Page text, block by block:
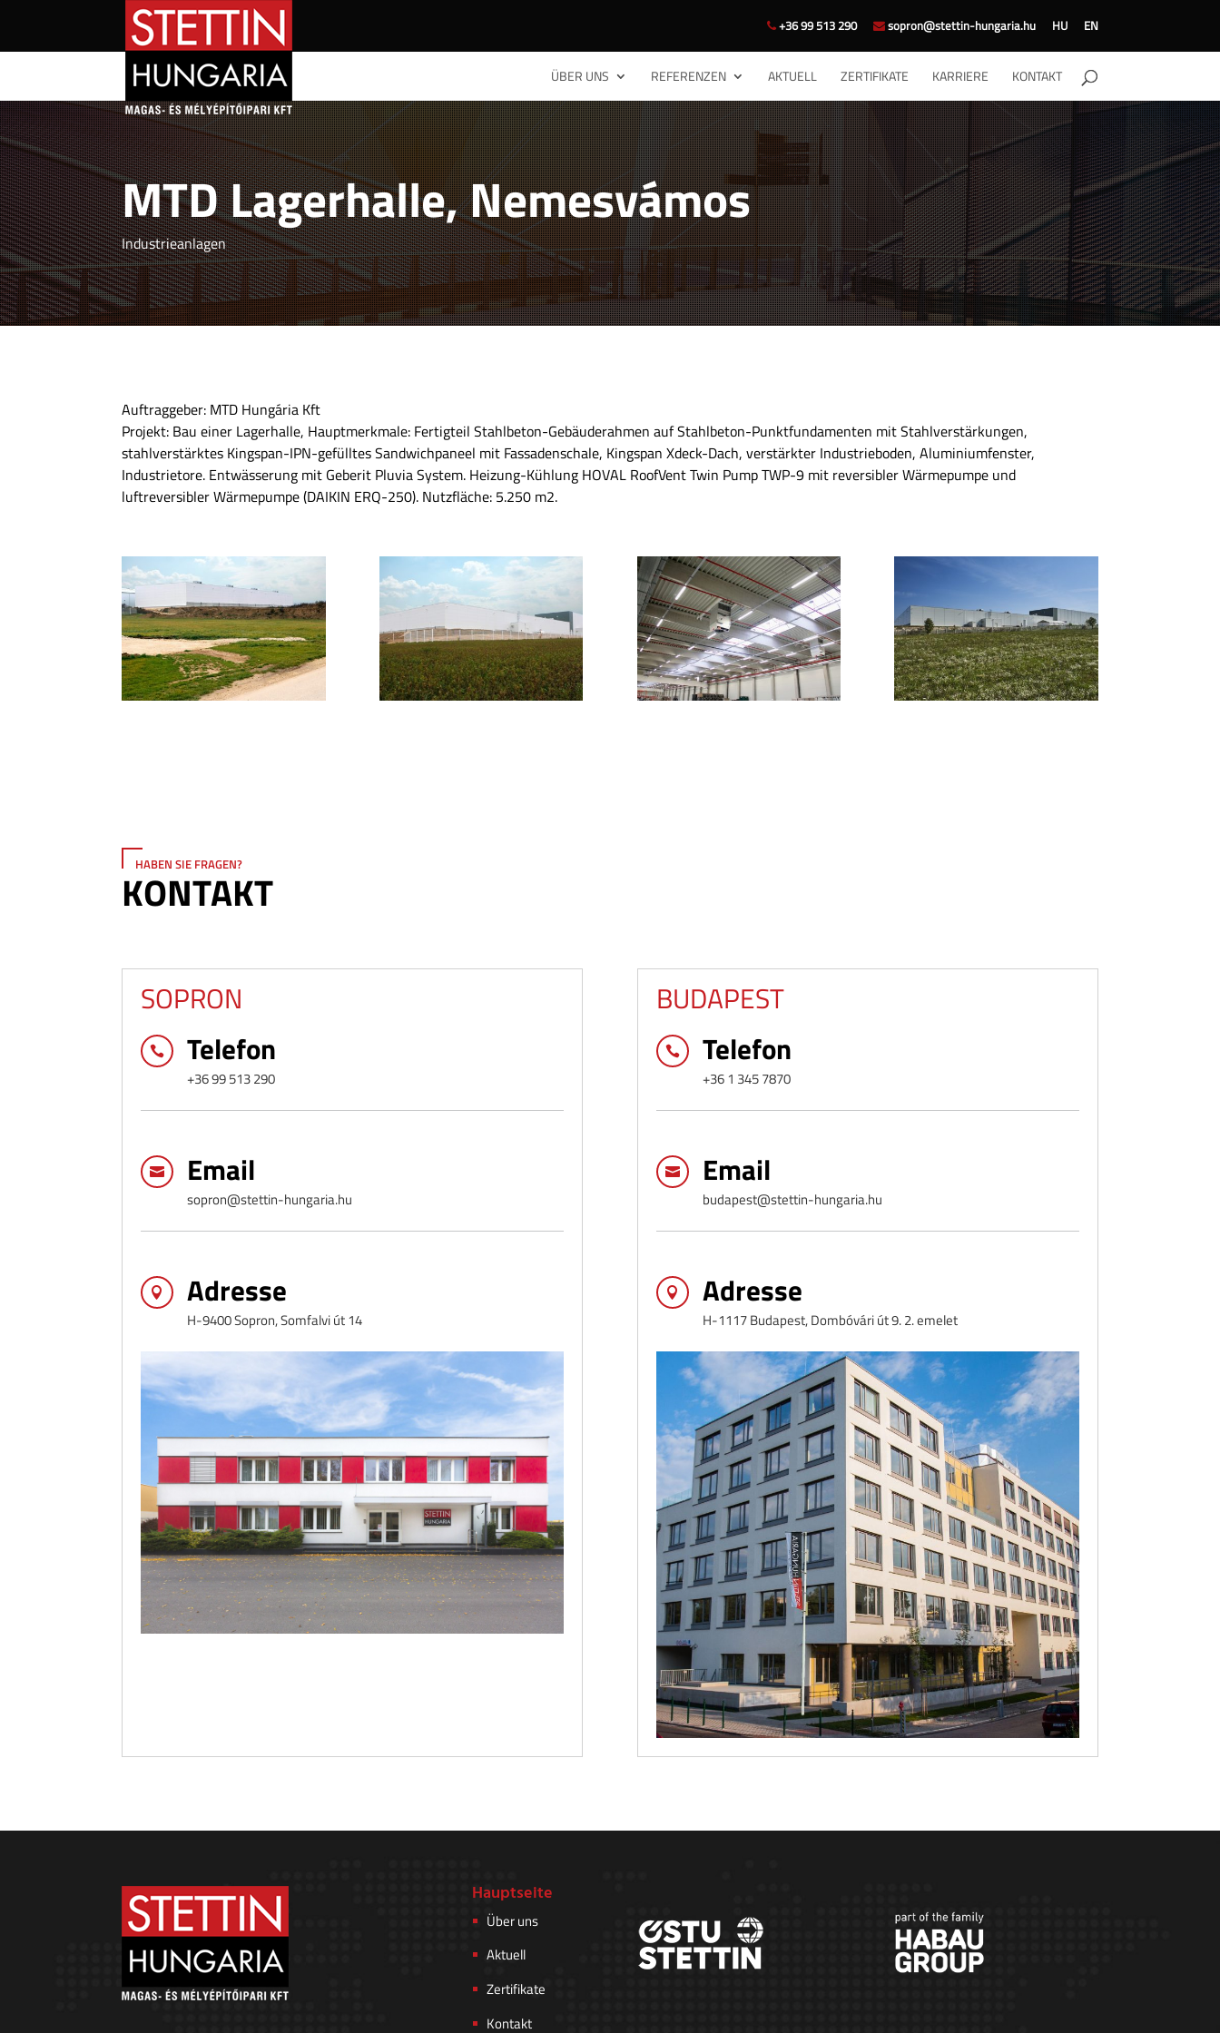
+36 99 513 290 sopron@stettin-hungaria.hu HU EN
ÜBER UNS REFERENZEN AKTUELL ZERTIFIKATE KARRIERE KONTAKT
MTD Lagerhalle, Nemesvámos
Industrieanlagen
Auftraggeber: MTD Hungária Kft
Projekt: Bau einer Lagerhalle, Hauptmerkmale: Fertigteil Stahlbeton-Gebäuderahmen auf Stahlbeton-Punktfundamenten mit Stahlverstärkungen,
stahlverstärktes Kingspan-IPN-gefülltes Sandwichpaneel mit Fassadenschale, Kingspan Xdeck-Dach, verstärkter Industrieboden, Aluminiumfenster,
Industrietore. Entwässerung mit Geberit Pluvia System. Heizung-Kühlung HOVAL RoofVent Twin Pump TWP-9 mit reversibler Wärmepumpe und
luftreversibler Wärmepumpe (DAIKIN ERQ-250). Nutzfläche: 5.250 m2.
HABEN SIE FRAGEN?
KONTAKT
SOPRON
 Telefon
+36 99 513 290
 Email
sopron@stettin-hungaria.hu
 Adresse
H-9400 Sopron, Somfalvi út 14
BUDAPEST
 Telefon
+36 1 345 7870
 Email
budapest@stettin-hungaria.hu
 Adresse
H-1117 Budapest, Dombóvári út 9. 2. emelet
Hauptseite
Über uns
Aktuell
Zertifikate
Kontakt